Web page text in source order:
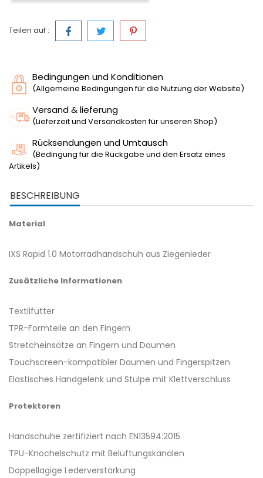
Teilen auf :
Bedingungen und Konditionen
(Allgemeine Bedingungen für die Nutzung der Website)
Versand & lieferung
(Lieferzeit und Versandkosten für unseren Shop)
Rücksendungen und Umtausch
(Bedingung für die Rückgabe und den Ersatz eines
Artikels)
BESCHREIBUNG
Material
IXS Rapid 1.0 Motorradhandschuh aus Ziegenleder
Zusätzliche Informationen
Textilfutter
TPR-Formteile an den Fingern
Stretcheinsätze an Fingern und Daumen
Touchscreen-kompatibler Daumen und Fingerspitzen
Elastisches Handgelenk und Stulpe mit Klettverschluss
Protektoren
Handschuhe zertifiziert nach EN13594:2015
TPU-Knöchelschutz mit Belüftungskanälen
Doppellagige Lederverstärkung